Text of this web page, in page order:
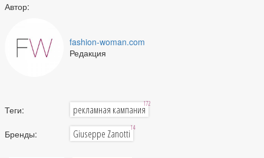
Автор:
fashion-woman.com
Редакция
Теги: рекламная кампания172
Бренды: Giuseppe Zanotti14